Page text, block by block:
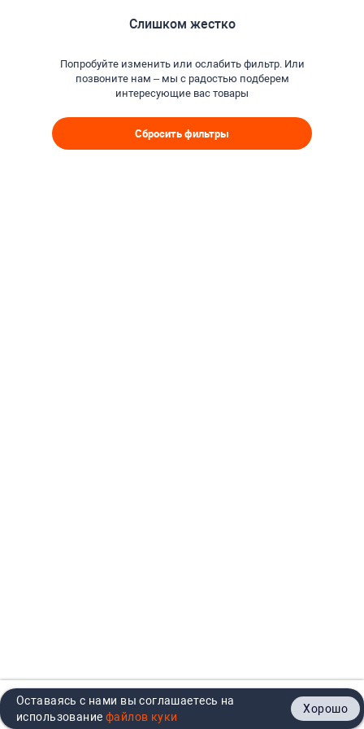
Главная Каталог Кабинет Контакты
Слишком жестко
Попробуйте изменить или ослабить фильтр. Или
позвоните нам – мы с радостью подберем
интересующие вас товары
Сбросить фильтры
Оставаясь с нами вы соглашаетесь на
использование
Хорошо